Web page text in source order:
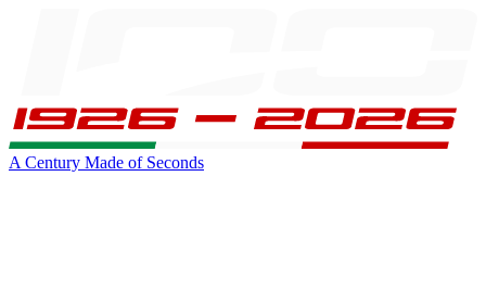
A Century Made of Seconds